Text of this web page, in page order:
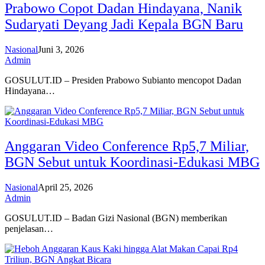
Prabowo Copot Dadan Hindayana, Nanik
Sudaryati Deyang Jadi Kepala BGN Baru
NasionalJuni 3, 2026
Admin
GOSULUT.ID – Presiden Prabowo Subianto mencopot Dadan
Hindayana…
Anggaran Video Conference Rp5,7 Miliar,
BGN Sebut untuk Koordinasi-Edukasi MBG
NasionalApril 25, 2026
Admin
GOSULUT.ID – Badan Gizi Nasional (BGN) memberikan
penjelasan…